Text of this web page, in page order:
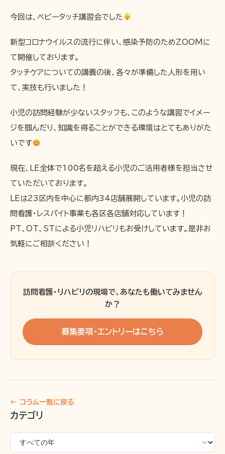
今回は、ベビータッチ講習会でした
新型コロナウイルスの流行に伴い、感染予防のためZOOMに
て開催しております。
タッチケアについての講義の後、各々が準備した人形を用い
て、実技も行いました！
小児の訪問経験が少ないスタッフも、このような講習でイメー
ジを掴んだり、知識を得ることができる環境はとてもありがた
いです
現在、LE全体で100名を超える小児のご活用者様を担当させ
ていただいております。
LEは23区内を中心に都内34店舗展開しています。小児の訪
問看護・レスパイト事業も各区各店舗対応しています！
PT、OT、STによる小児リハビリもお受けしています。是非お
気軽にご相談ください！
訪問看護・リハビリの現場で、あなたも働いてみません
か？
募集要項・エントリーはこちら
← コラム一覧に戻る
カテゴリ